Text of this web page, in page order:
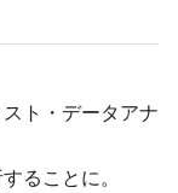
ト・データアナ
ることに。